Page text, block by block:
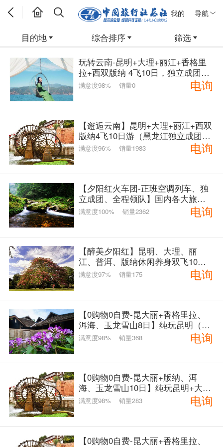
我的 导航
目的地 综合排序 筛选
玩转云南-昆明+大理+丽江+香格里
拉+西双版纳 4飞10日，独立成团，
无自费
满意度98% 销量0 电询
【邂逅云南】昆明+大理+丽江+西双
版纳4飞10日游（黑龙江独立成团、
全程白+黑无自费景点，违约赔付20
满意度96% 销量1983 电询
【夕阳红火车团-正班空调列车、独
立成团、全程领队】国内各大旅游
省市连线九-多天均有。请点击查看
满意度100% 销量2362 电询
【醉美夕阳红】昆明、大理、丽
江、普洱、版纳休闲养身双飞10日
游
满意度97% 销量175 电询
【0购物0自费-昆大丽+香格里拉、
洱海、玉龙雪山8日】纯玩昆明（石
林）+大理（洱海大游船）+丽江
（牦牛坪索道）+香格里拉2飞八日
满意度98% 销量368 电询
【0购物0自费-昆大丽+版纳、洱
海、玉龙雪山10日】纯玩昆明+大理
+丽江+版纳4飞10日纯玩游
满意度98% 销量283 电询
【0购物0自费-昆大丽+香格里拉、